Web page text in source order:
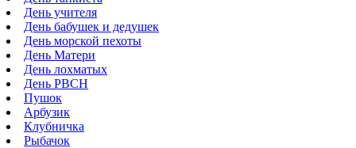
День учителя
День бабушек и дедушек
День морской пехоты
День Матери
День лохматых
День РВСН
Пушок
Арбузик
Клубничка
Рыбачок